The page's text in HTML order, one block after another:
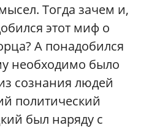
Тогда зачем и,
этот миф о
А понадобился
необходимо было
сознания людей
политический
был наряду с